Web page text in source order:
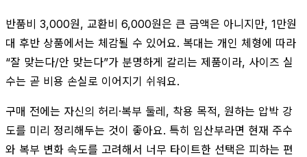
반품비 3,000원, 교환비 6,000원은 큰 금액은 아니지만, 1만원
대 후반 상품에서는 체감될 수 있어요. 복대는 개인 체형에 따라
“잘 맞는다/안 맞는다”가 분명하게 갈리는 제품이라, 사이즈 실
수는 곧 비용 손실로 이어지기 쉬워요.
구매 전에는 자신의 허리·복부 둘레, 착용 목적, 원하는 압박 강
도를 미리 정리해두는 것이 좋아요. 특히 임산부라면 현재 주수
와 복부 변화 속도를 고려해서 너무 타이트한 선택은 피하는 편